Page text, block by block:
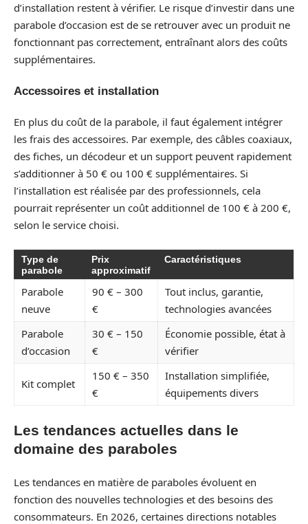
d’installation restent à vérifier. Le risque d’investir dans une
parabole d’occasion est de se retrouver avec un produit ne
fonctionnant pas correctement, entraînant alors des coûts
supplémentaires.
Accessoires et installation
En plus du coût de la parabole, il faut également intégrer
les frais des accessoires. Par exemple, des câbles coaxiaux,
des fiches, un décodeur et un support peuvent rapidement
s’additionner à 50 € ou 100 € supplémentaires. Si
l’installation est réalisée par des professionnels, cela
pourrait représenter un coût additionnel de 100 € à 200 €,
selon le service choisi.
Type de
parabole
Prix
approximatif
Caractéristiques
Parabole
neuve
90 € – 300
€
Tout inclus, garantie,
technologies avancées
Parabole
d’occasion
30 € – 150
€
Économie possible, état à
vérifier
Kit complet
150 € – 350
€
Installation simplifiée,
équipements divers
Les tendances actuelles dans le
domaine des paraboles
Les tendances en matière de paraboles évoluent en
fonction des nouvelles technologies et des besoins des
consommateurs. En 2026, certaines directions notables